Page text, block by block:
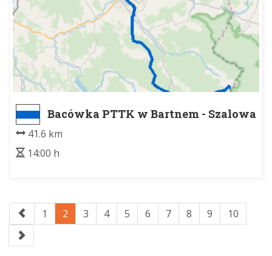
Bacówka PTTK w Bartnem - Szalowa
41.6 km
14:00 h
1 2 3 4 5 6 7 8 9 10